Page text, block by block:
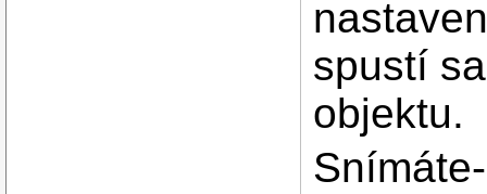
spustí
objektu.